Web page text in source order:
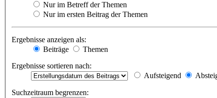
Nur im Betreff der Themen
Nur im ersten Beitrag der Themen
Ergebnisse anzeigen als:
Beiträge
Themen
Ergebnisse sortieren nach:
Aufsteigend
Suchzeitraum begrenzen: